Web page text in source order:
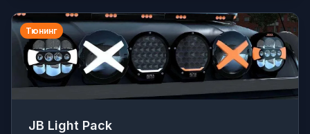
Тюнинг
JB Light Pack